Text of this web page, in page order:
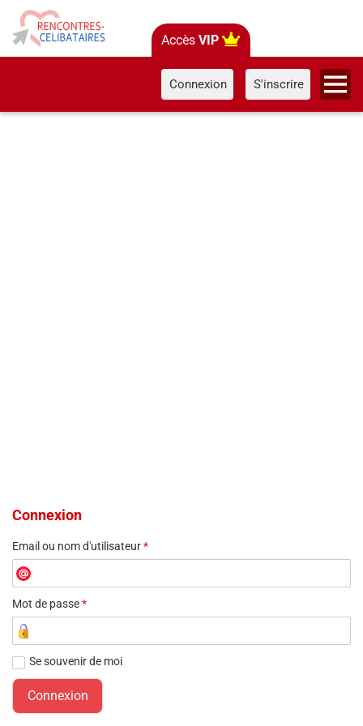
Accès VIP
Connexion S'inscrire
Connexion
Email ou nom d'utilisateur*
Mot de passe*
Se souvenir de moi